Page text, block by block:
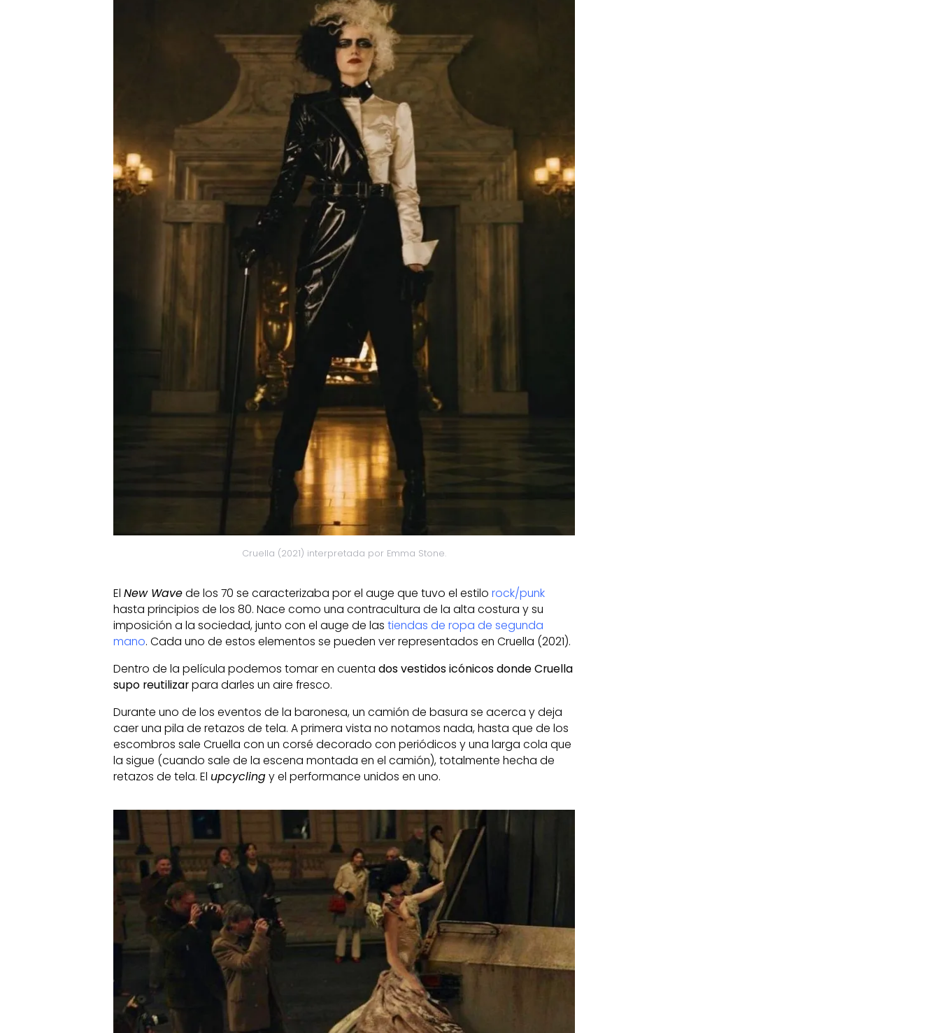
Cruella (2021) interpretada por Emma Stone.
El New Wavede los 70 se caracterizaba por el auge que tuvo el estilo rock/punk
hasta principios de los 80. Nace como una contracultura de la alta costura y su
imposición a la sociedad, junto con el auge de las tiendas de ropa de segunda
mano. Cada uno de estos elementos se pueden ver representados en Cruella (2021).
Dentro de la película podemos tomar en cuenta dos vestidos icónicos donde Cruella
supo reutilizarpara darles un aire fresco.
Durante uno de los eventos de la baronesa, un camión de basura se acerca y deja
caer una pila de retazos de tela. A primera vista no notamos nada, hasta que de los
escombros sale Cruella con un corsé decorado con periódicos y una larga cola que
la sigue (cuando sale de la escena montada en el camión), totalmente hecha de
retazos de tela. El upcyclingy el performance unidos en uno.